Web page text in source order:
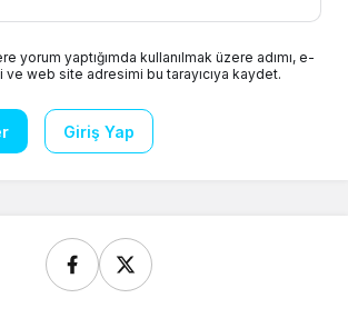
yorum yaptığımda kullanılmak üzere adımı, e-
web site adresimi bu tarayıcıya kaydet.
Giriş Yap